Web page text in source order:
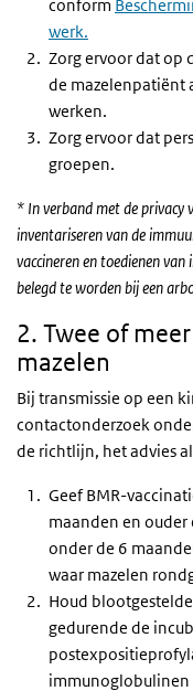
conform
werk.
Zorg ervoor dat op
de mazelenpatiënt
werken.
Zorg ervoor dat
groepen.
* In verband met de privacy
inventariseren van de
vaccineren en toedienen
belegd te worden bij een
2. Twee of
mazelen
Bij transmissie op een
contactonderzoek
de richtlijn, het advies
Geef BMR-
maanden en ouder
onder de 6
waar mazelen
Houd
gedurende de
immunoglobulinen